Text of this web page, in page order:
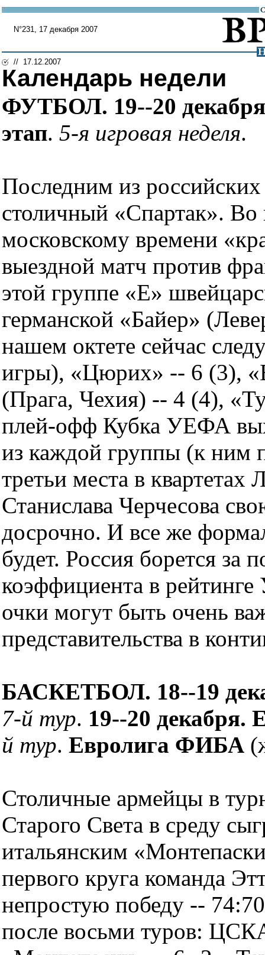
N°231, 17 декабря 2007
// 17.12.2007
Календарь недели
ФУТБОЛ. 19--20
этап. 5-я игровая неделя.
Последним из российских
столичный «Спартак». Во
московскому времени
выездной матч против
этой группе «Е»
германской «Байер»
нашем октете сейчас
игры), «Цюрих» -- 6 (3),
(Прага, Чехия) -- 4 (4),
плей-офф Кубка УЕФА
из каждой группы (к ним
третьи места в
Станислава Черчесова
досрочно. И все же
будет. Россия борется за
коэффициента в
очки могут быть очень
представительства в
БАСКЕТБОЛ. 18--19
7-й тур. 19--20
й тур. Евролига ФИБА
Столичные армейцы в
Старого Света в среду
итальянским
первого круга команда
непростую победу --
после восьми туров: